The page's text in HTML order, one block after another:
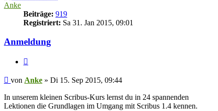
Anke
Beiträge: 919
Registriert: Sa 31. Jan 2015, 09:01
Anmeldung
Beitrag
von Anke » Di 15. Sep 2015, 09:44
In unserem kleinen Scribus-Kurs lernst du in 24 spannenden
Lektionen die Grundlagen im Umgang mit Scribus 1.4 kennen.